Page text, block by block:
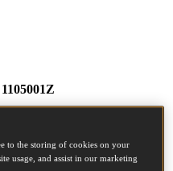
1105001Z
to the storing of cookies on your
usage, and assist in our marketing